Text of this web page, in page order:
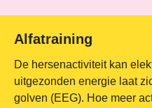
Alfatraining
De hersenactiviteit kan
uitgezonden energie laat
golven (EEG). Hoe meer